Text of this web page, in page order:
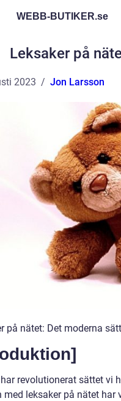
WEBB-BUTIKER.se
Leksaker på
2023 Jon Larsson
på nätet: Det moderna
revolutionerat sättet vi
med leksaker på nätet